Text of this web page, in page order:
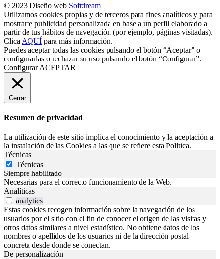
© 2023 Diseño web Softdream
Utilizamos cookies propias y de terceros para fines analíticos y para
mostrarte publicidad personalizada en base a un perfil elaborado a
partir de tus hábitos de navegación (por ejemplo, páginas visitadas).
Clica AQUÍ para más información.
Puedes aceptar todas las cookies pulsando el botón “Aceptar” o
configurarlas o rechazar su uso pulsando el botón “Configurar”.
Configurar ACEPTAR
Cerrar
Resumen de privacidad
La utilización de este sitio implica el conocimiento y la aceptación a
la instalación de las Cookies a las que se refiere esta Política.
Técnicas
Técnicas
Siempre habilitado
Necesarias para el correcto funcionamiento de la Web.
Analíticas
analytics
Estas cookies recogen información sobre la navegación de los
usuarios por el sitio con el fin de conocer el origen de las visitas y
otros datos similares a nivel estadístico. No obtiene datos de los
nombres o apellidos de los usuarios ni de la dirección postal
concreta desde donde se conectan.
De personalización